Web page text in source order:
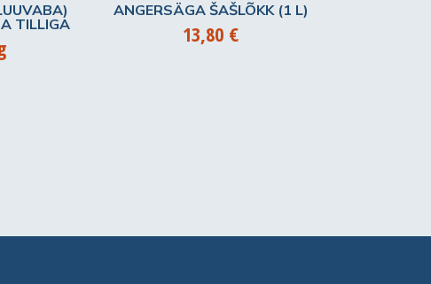
TILLIGA
ANGERSÄGA ŠAŠLÕKK (1 L)
13,80 €